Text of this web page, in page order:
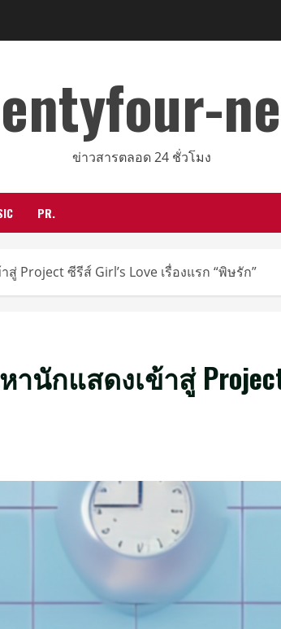
ข่าวสารตลอด 24 ชั่วโมง
PR.
สู่ Project ซีรีส์ Girl’s Love เรื่องแรก “พิษรัก”
านักแสดงเข้าสู่